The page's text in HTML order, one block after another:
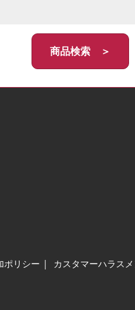
商品検索 ＞
ポリシー
カスタマーハラス